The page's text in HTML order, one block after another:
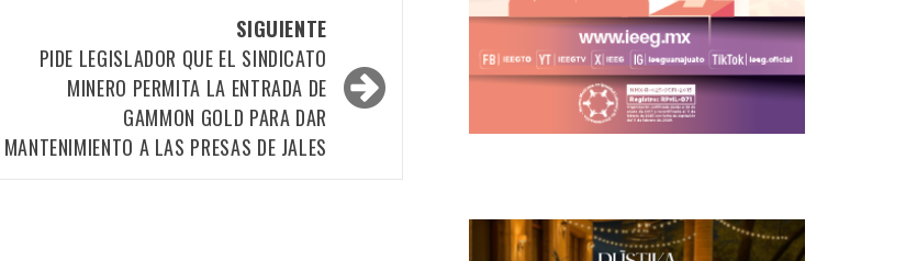
SIGUIENTE
PIDE LEGISLADOR QUE EL SINDICATO
MINERO PERMITA LA ENTRADA DE
GAMMON GOLD PARA DAR
MANTENIMIENTO A LAS PRESAS DE JALES